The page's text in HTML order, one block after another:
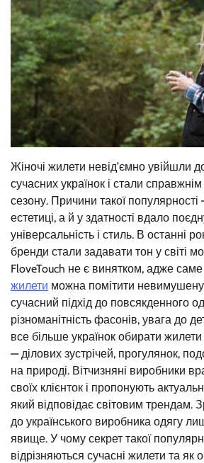
Жіночі жилети невід’ємно увійшли
сучасних українок і стали
сезону. Причини такої
естетиці, а й у здатності вдало
універсальність і стиль. В останні
бренди стали задавати тон у світі
FloveTouch не є винятком, адже
жилети можна помітити невимушену
сучасний підхід до повсякденного
різноманітність фасонів, увага до
все більше українок обирати жилети
— ділових зустрічей, прогулянок,
на природі. Вітчизняні виробники
своїх клієнток і пропонують
який відповідає світовим трендам.
до українського виробника одягу
явище. У чому секрет такої
відрізняються сучасні жилети та як